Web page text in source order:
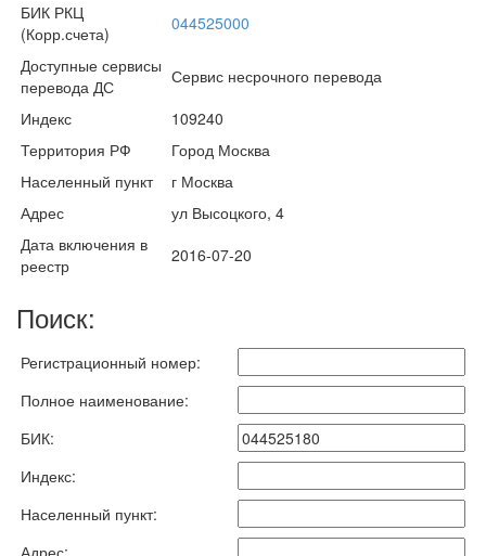
БИК РКЦ
(Корр.счета)
044525000
Доступные сервисы
перевода ДС
Сервис несрочного перевода
Индекс
109240
Территория РФ
Город Москва
Населенный пункт
г Москва
Адрес
ул Высоцкого, 4
Дата включения в
реестр
2016-07-20
Поиск:
Регистрационный номер:
Полное наименование:
БИК:
Индекс:
Населенный пункт:
Адрес: